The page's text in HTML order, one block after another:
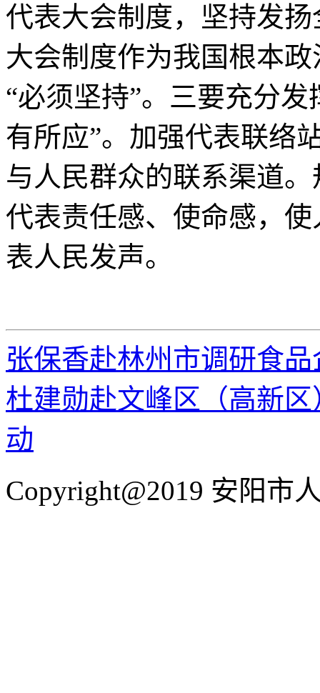
代表大会制度，坚持发
大会制度作为我国根本
“必须坚持”。三要充分
有所应”。加强代表联络
与人民群众的联系渠道
代表责任感、使命感，
表人民发声。
张保香赴林州市调研食
杜建勋赴文峰区（高新
动
Copyright@2019 安阳市